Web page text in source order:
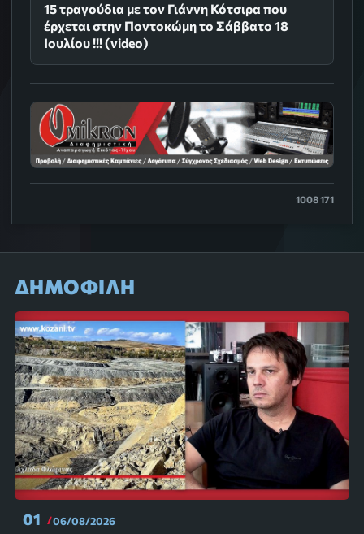
15 τραγούδια με τον Γιάννη Κότσιρα που
έρχεται στην Ποντοκώμη το Σάββατο 18
Ιουλίου !!! (video)
1008 171
ΔΗΜΟΦΙΛΗ
01 06/08/2026